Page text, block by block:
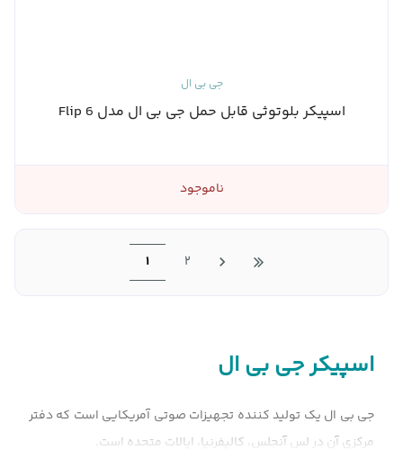
جی بی ال
اسپیکر بلوتوثی قابل حمل جی بی ال مدل Flip 6
ناموجود
1 2
اسپیکر جی بی ال
جی بی ال یک تولید کننده تجهیزات صوتی آمریکایی است که دفتر
مرکزی آن در لس آنجلس، کالیفرنیا، ایالات متحده است.